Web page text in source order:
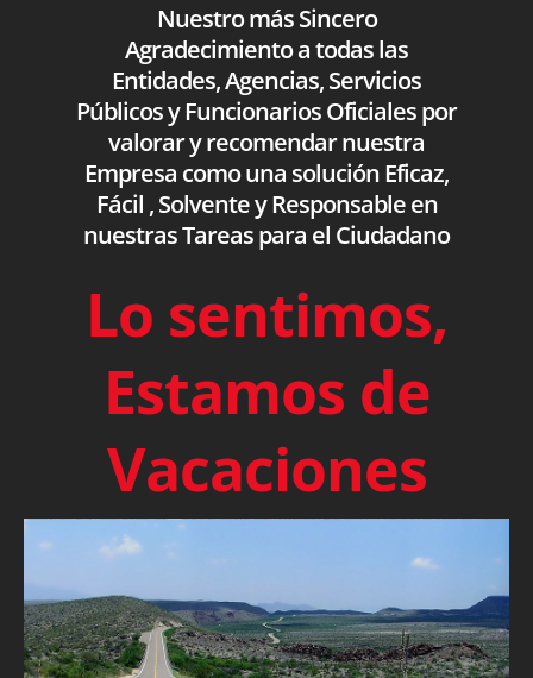
Nuestro más Sincero
Agradecimiento a todas las
Entidades, Agencias, Servicios
Públicos y Funcionarios Oficiales por
valorar y recomendar nuestra
Empresa como una solución Eficaz,
Fácil , Solvente y Responsable en
nuestras Tareas para el Ciudadano
Lo sentimos,
Estamos de
Vacaciones